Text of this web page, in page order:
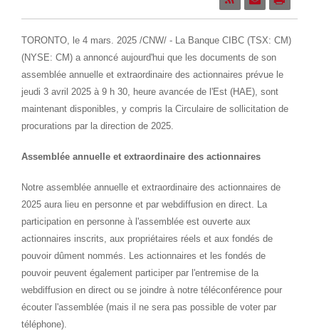
TORONTO, le 4 mars. 2025 /CNW/ - La Banque CIBC (TSX: CM)
(NYSE: CM) a annoncé aujourd'hui que les documents de son
assemblée annuelle et extraordinaire des actionnaires prévue le
jeudi 3 avril 2025 à 9 h 30, heure avancée de l'Est (HAE), sont
maintenant disponibles, y compris la Circulaire de sollicitation de
procurations par la direction de 2025.
Assemblée annuelle et extraordinaire des actionnaires
Notre assemblée annuelle et extraordinaire des actionnaires de
2025 aura lieu en personne et par webdiffusion en direct. La
participation en personne à l'assemblée est ouverte aux
actionnaires inscrits, aux propriétaires réels et aux fondés de
pouvoir dûment nommés. Les actionnaires et les fondés de
pouvoir peuvent également participer par l'entremise de la
webdiffusion en direct ou se joindre à notre téléconférence pour
écouter l'assemblée (mais il ne sera pas possible de voter par
téléphone).